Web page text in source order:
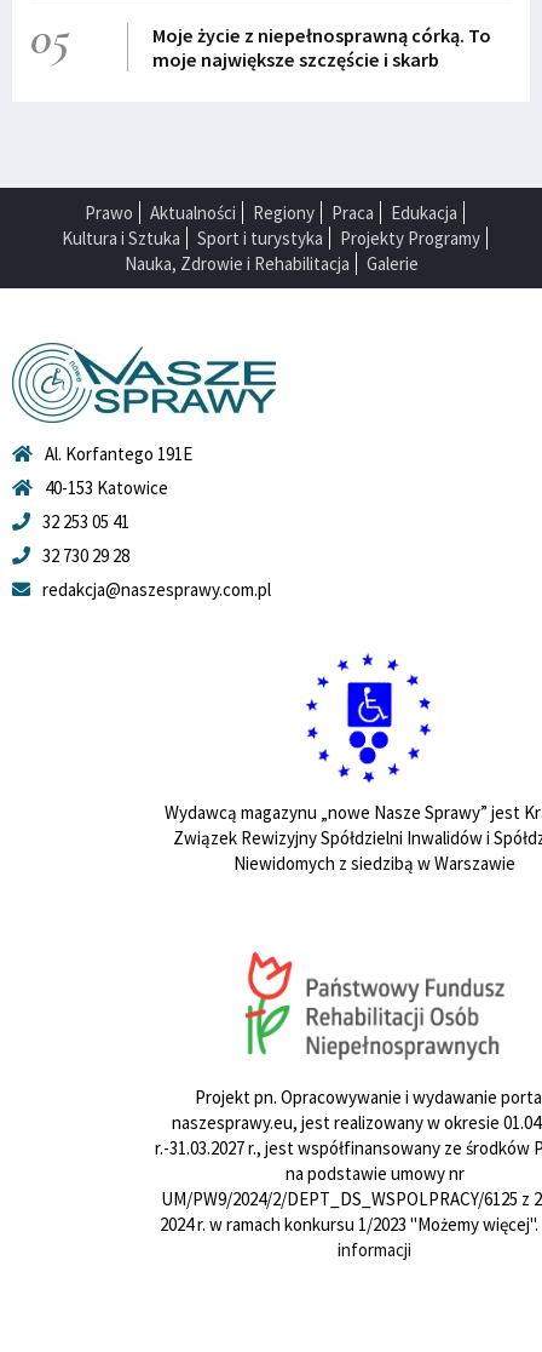
05
Moje życie z niepełnosprawną córką. To
moje największe szczęście i skarb
Prawo Aktualności Regiony Praca
Edukacja
Kultura i Sztuka
Sport i turystyka
Projekty Programy
Nauka, Zdrowie i Rehabilitacja
Galerie
Al. Korfantego 191E
40-153 Katowice
32 253 05 41
32 730 29 28
redakcja@naszesprawy.com.pl
Wydawcą magazynu „nowe Nasze Sprawy” jest
Związek Rewizyjny Spółdzielni Inwalidów i
Niewidomych z siedzibą w Warszawie
Projekt pn. Opracowywanie i wydawanie
naszesprawy.eu, jest realizowany w okresie
r.-31.03.2027 r., jest współfinansowany ze środków
na podstawie umowy nr
UM/PW9/2024/2/DEPT_DS_WSPOLPRACY/6125 z
2024 r. w ramach konkursu 1/2023 "Możemy więcej".
informacji